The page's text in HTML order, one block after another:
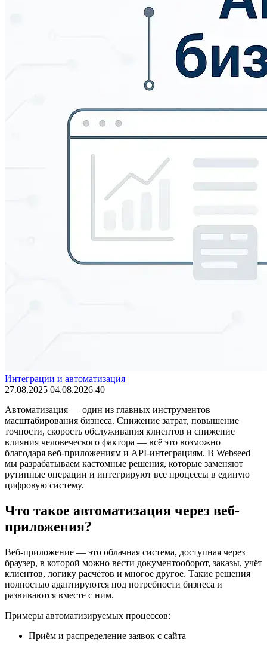
Интеграции и автоматизация
27.08.2025 04.08.2026 40
Автоматизация — один из главных инструментов
масштабирования бизнеса. Снижение затрат, повышение
точности, скорость обслуживания клиентов и снижение
влияния человеческого фактора — всё это возможно
благодаря веб-приложениям и API-интеграциям. В Webseed
мы разрабатываем кастомные решения, которые заменяют
рутинные операции и интегрируют все процессы в единую
цифровую систему.
Что такое автоматизация через веб-
приложения?
Веб-приложение — это облачная система, доступная через
браузер, в которой можно вести документооборот, заказы, учёт
клиентов, логику расчётов и многое другое. Такие решения
полностью адаптируются под потребности бизнеса и
развиваются вместе с ним.
Примеры автоматизируемых процессов:
Приём и распределение заявок с сайта